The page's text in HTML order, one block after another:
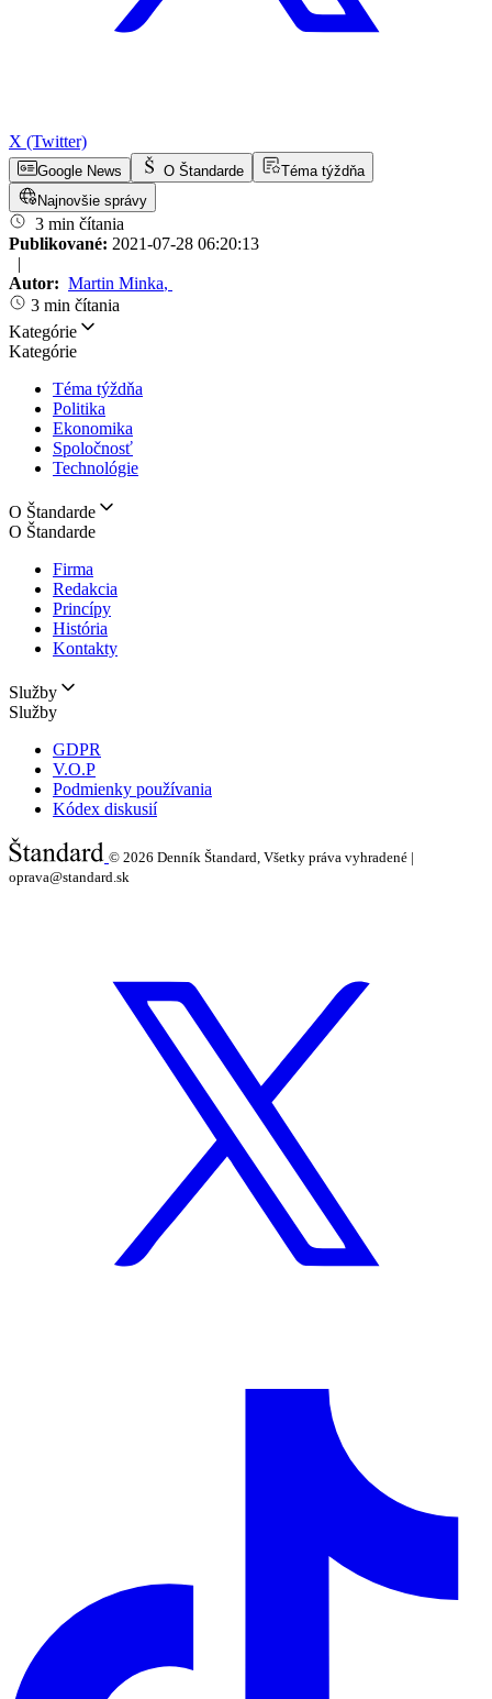
X (Twitter)
Google News O Štandarde
Téma týždňa
Najnovšie správy
3 min čítania
Publikované: 2021-07-28 06:20:13
|
Autor: Martin Minka,
3 min čítania
Kategórie
Kategórie
Téma týždňa
Politika
Ekonomika
Spoločnosť
Technológie
O Štandarde
O Štandarde
Firma
Redakcia
Princípy
História
Kontakty
Služby
Služby
GDPR
V.O.P
Podmienky používania
Kódex diskusií
© 2026 Denník Štandard, Všetky práva vyhradené |
oprava@standard.sk